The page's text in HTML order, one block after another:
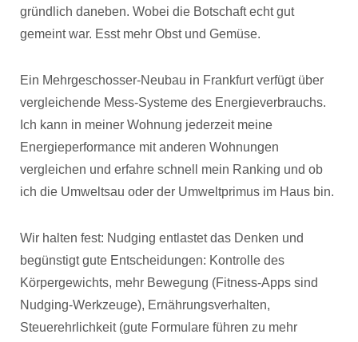
gründlich daneben. Wobei die Botschaft echt gut
gemeint war. Esst mehr Obst und Gemüse.
Ein Mehrgeschosser-Neubau in Frankfurt verfügt über
vergleichende Mess-Systeme des Energieverbrauchs.
Ich kann in meiner Wohnung jederzeit meine
Energieperformance mit anderen Wohnungen
vergleichen und erfahre schnell mein Ranking und ob
ich die Umweltsau oder der Umweltprimus im Haus bin.
Wir halten fest: Nudging entlastet das Denken und
begünstigt gute Entscheidungen: Kontrolle des
Körpergewichts, mehr Bewegung (Fitness-Apps sind
Nudging-Werkzeuge), Ernährungsverhalten,
Steuerehrlichkeit (gute Formulare führen zu mehr